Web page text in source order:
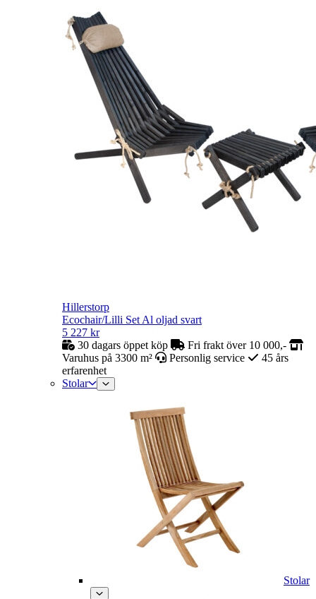
Hillerstorp
Ecochair/Lilli Set Al oljad svart
5 227 kr
30 dagars öppet köp
Fri frakt över 10 000,-
Varuhus på 3300 m²
Personlig service
45 års
erfarenhet
Stolar
Stolar